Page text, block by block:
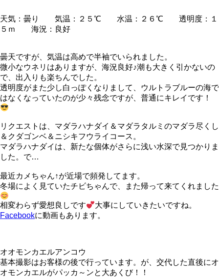
天気：曇り 気温：２５℃ 水温：２６℃ 透明度：１
５ｍ 海況：良好
曇天ですが、気温は高めで半袖でいられました。
微小なウネリはありますが、海況良好♪潮も大きく引かないの
で、出入りも楽ちんでした。
透明度がまた少し白っぽくなりまして、ウルトラブルーの海で
はなくなっていたのが少々残念ですが、普通にキレイです！
リクエストは、マダラハナダイ＆マダラタルミのマダラ尽くし
＆クダゴンベ＆ニシキフウライコース。
マダラハナダイは、新たな個体がさらに浅い水深で見つかりま
した。で…
最近カメちゃん↑が近場で頻発してます。
冬場によく見ていたチビちゃんで、また帰って来てくれました
相変わらず愛想良しです
大事にしていきたいですね。
Facebookに動画もあります。
オオモンカエルアンコウ
基本撮影はお客様の後で行っています。が、交代した直後にオ
オモンカエルがパッカ～ンと大あくび！！